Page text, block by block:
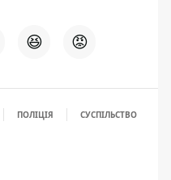
😆 😡
ПОЛІЦІЯ СУСПІЛЬСТВО